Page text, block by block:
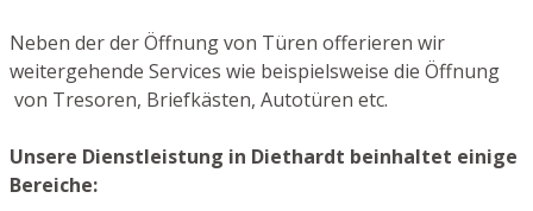
Neben der der Öffnung von Türen offerieren wir
weitergehende Services wie beispielsweise die Öffnung
von Tresoren, Briefkästen, Autotüren etc.
Unsere Dienstleistung in Diethardt beinhaltet einige
Bereiche: